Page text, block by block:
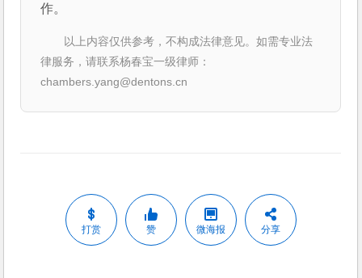
作。
以上内容仅供参考，不构成法律意见。如需专业法
律服务，请联系杨春宝一级律师：
chambers.yang@dentons.cn
打赏 赞 微海报 分享